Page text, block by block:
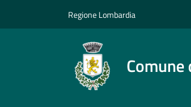
Regione Lombardia
Comune